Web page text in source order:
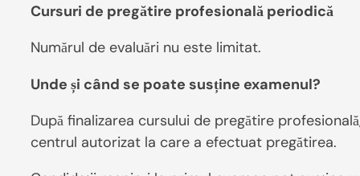
Cursuri de pregătire profesională periodică
Numărul de evaluări nu este limitat.
Unde și când se poate susține examenul?
După finalizarea cursului de pregătire
centrul autorizat la care a efectuat pregătirea.